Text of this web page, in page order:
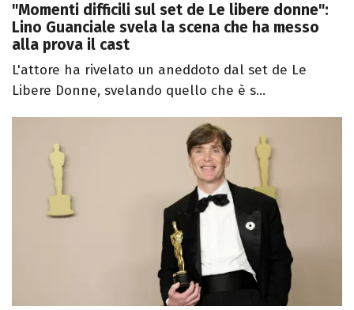
"Momenti difficili sul set de Le libere donne":
Lino Guanciale svela la scena che ha messo
alla prova il cast
L'attore ha rivelato un aneddoto dal set de Le
Libere Donne, svelando quello che è s...